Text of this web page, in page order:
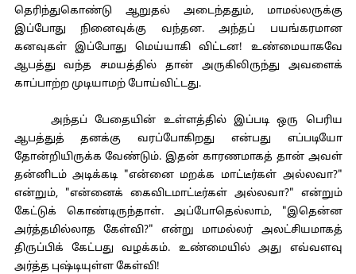
தெரிந்துகொண்டு ஆறுதல் அடைந்ததும், மாமல்லருக்கு
இப்போது நினைவுக்கு வந்தன. அந்தப் பயங்கரமான
கனவுகள் இப்போது மெய்யாகி விட்டன! உண்மையாகவே
ஆபத்து வந்த சமயத்தில் தான் அருகிலிருந்து அவளைக்
காப்பாற்ற முடியாமற் போய்விட்டது.
அந்தப் பேதையின் உள்ளத்தில் இப்படி ஒரு பெரிய
ஆபத்துத் தனக்கு வரப்போகிறது என்பது எப்படியோ
தோன்றியிருக்க வேண்டும். இதன் காரணமாகத் தான் அவள்
தன்னிடம் அடிக்கடி "என்னை மறக்க மாட்டீர்கள் அல்லவா?"
என்றும், "என்னைக் கைவிடமாட்டீர்கள் அல்லவா?" என்றும்
கேட்டுக் கொண்டிருந்தாள். அப்போதெல்லாம், "இதென்ன
அர்த்தமில்லாத கேள்வி?" என்று மாமல்லர் அலட்சியமாகத்
திருப்பிக் கேட்பது வழக்கம். உண்மையில் அது எவ்வளவு
அர்த்த புஷ்டியுள்ள கேள்வி!